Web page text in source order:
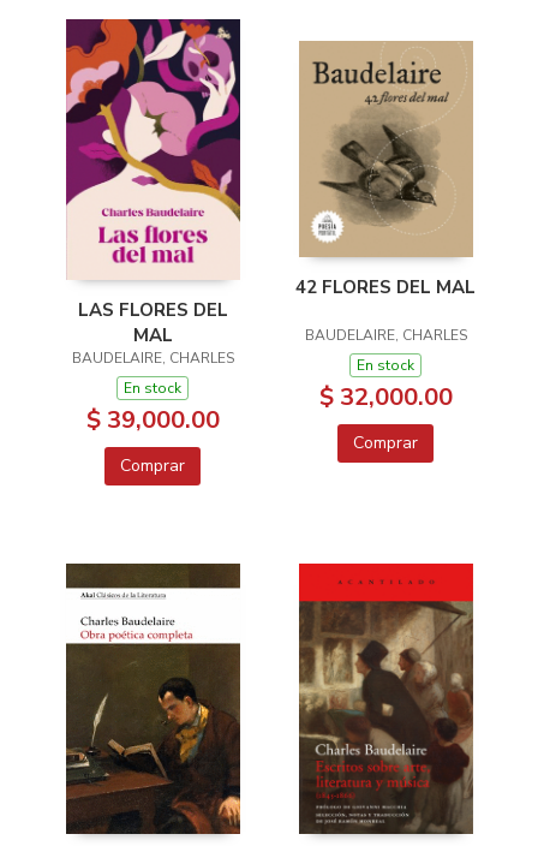
LAS FLORES DEL
MAL
BAUDELAIRE, CHARLES
En stock
$ 39,000.00
Comprar
42 FLORES DEL MAL
BAUDELAIRE, CHARLES
En stock
$ 32,000.00
Comprar